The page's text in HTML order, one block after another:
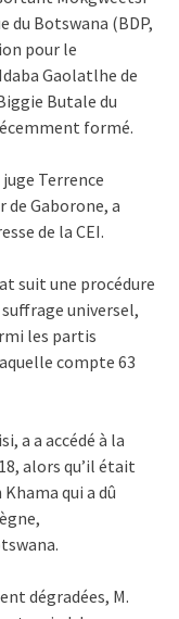
du Botswana (BDP,
pour le
Gaolatlhe de
Butale du
formé.
Terrence
de Gaborone, a
de la CEI.
suit une procédure
universel,
les partis
compte 63
a a accédé à la
alors qu’il était
qui a dû
dégradées, M.